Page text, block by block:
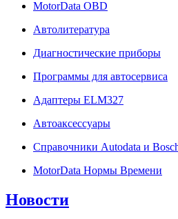
MotorData OBD
Автолитература
Диагностические приборы
Программы для автосервиса
Адаптеры ELM327
Автоаксессуары
Справочники Autodata и
MotorData Нормы Времени
Новости